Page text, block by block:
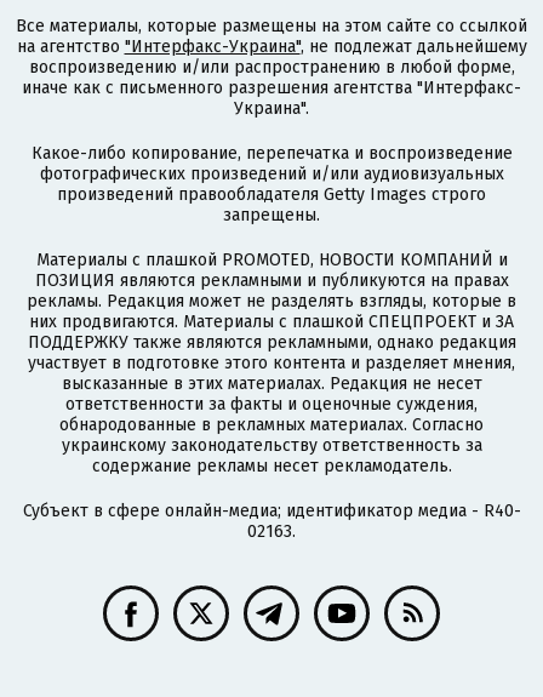
Все материалы, которые размещены на этом сайте со ссылкой
на агентство "Интерфакс-Украина", не подлежат дальнейшему
воспроизведению и/или распространению в любой форме,
иначе как с письменного разрешения агентства "Интерфакс-
Украина".
Какое-либо копирование, перепечатка и воспроизведение
фотографических произведений и/или аудиовизуальных
произведений правообладателя Getty Images строго
запрещены.
Материалы с плашкой PROMOTED, НОВОСТИ КОМПАНИЙ и
ПОЗИЦИЯ являются рекламными и публикуются на правах
рекламы. Редакция может не разделять взгляды, которые в
них продвигаются. Материалы с плашкой СПЕЦПРОЕКТ и ЗА
ПОДДЕРЖКУ также являются рекламными, однако редакция
участвует в подготовке этого контента и разделяет мнения,
высказанные в этих материалах. Редакция не несет
ответственности за факты и оценочные суждения,
обнародованные в рекламных материалах. Согласно
украинскому законодательству ответственность за
содержание рекламы несет рекламодатель.
Субъект в сфере онлайн-медиа; идентификатор медиа - R40-
02163.